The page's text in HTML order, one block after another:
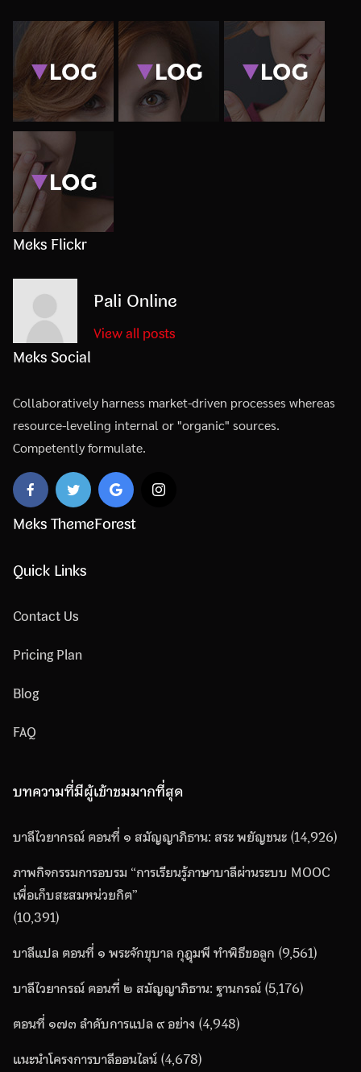
Meks Flickr
Pali Online
View all posts
Meks Social
Collaboratively harness market-driven processes whereas
resource-leveling internal or "organic" sources.
Competently formulate.
Meks ThemeForest
Quick Links
Contact Us
Pricing Plan
Blog
FAQ
บทความที่มีผู้เข้าชมมากที่สุด
บาลีไวยากรณ์ ตอนที่ ๑ สมัญญาภิธาน: สระ พยัญชนะ(14,926)
ภาพกิจกรรมการอบรม “การเรียนรู้ภาษาบาลีผ่านระบบ MOOC
เพื่อเก็บสะสมหน่วยกิต”
(10,391)
บาลีแปล ตอนที่ ๑ พระจักขุบาล กุฎุมพี ทำพิธีขอลูก (9,561)
บาลีไวยากรณ์ ตอนที่ ๒ สมัญญาภิธาน: ฐานกรณ์(5,176)
ตอนที่ ๑๗๓ ลำดับการแปล ๙ อย่าง (4,948)
แนะนำโครงการบาลีออนไลน์(4,678)